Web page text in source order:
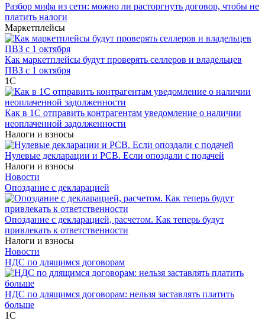
Разбор мифа из сети: можно ли расторгнуть договор, чтобы не
платить налоги
Маркетплейсы
Как маркетплейсы будут проверять селлеров и владельцев
ПВЗ с 1 октября
1С
Как в 1С отправить контрагентам уведомление о наличии
неоплаченной задолженности
Налоги и взносы
Нулевые декларации и РСВ. Если опоздали с подачей
Налоги и взносы
Новости
Опоздание с декларацией
Опоздание с декларацией, расчетом. Как теперь будут
привлекать к ответственности
Налоги и взносы
Новости
НДС по длящимся договорам
НДС по длящимся договорам: нельзя заставлять платить
больше
1С